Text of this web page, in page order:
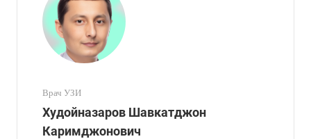
Врач УЗИ
Худойназаров Шавкатджон
Каримджонович